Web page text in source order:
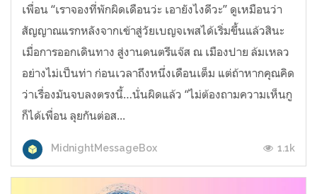
เพื่อน “เราจองที่พักผิดเดือนว่ะ เอายังไงดีวะ” ดูเหมือนว่า
สัญญาณแรกหลังจากเข้าสู่วัยเบญจเพสได้เริ่มขึ้นแล้วสินะ
เมื่อการออกเดินทาง สู่งานดนตรีแจ๊ส ณ เมืองปาย ล้มเหลว
อย่างไม่เป็นท่า ก่อนเวลาถึงหนึ่งเดือนเต็ม แต่ถ้าหากคุณคิด
ว่าเรื่องมันจบลงตรงนี้…นั่นผิดแล้ว “ไม่ต้องถามความเห็นกู
ก็ได้เพื่อน ลุยกันต่อส...
MidnightMessageBox 1.1k